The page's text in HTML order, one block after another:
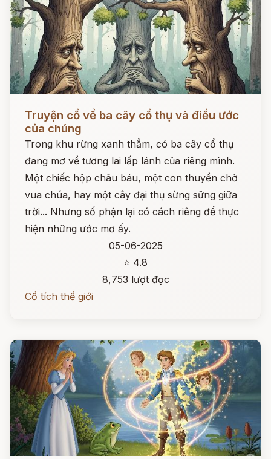
Truyện cổ về ba cây cổ thụ và điều ước
của chúng
Trong khu rừng xanh thẳm, có ba cây cổ thụ
đang mơ về tương lai lấp lánh của riêng mình.
Một chiếc hộp châu báu, một con thuyền chở
vua chúa, hay một cây đại thụ sừng sững giữa
trời... Nhưng số phận lại có cách riêng để thực
hiện những ước mơ ấy.
05-06-2025
⭐ 4.8
8,753 lượt đọc
Cổ tích thế giới